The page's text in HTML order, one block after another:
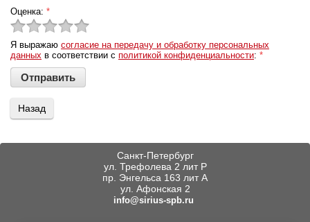
Оценка: *
Я выражаю согласие на передачу и обработку персональных
данных в соответствии с политикой конфиденциальности: *
Назад
Санкт-Петербург
ул. Трефолева 2 лит Р
пр. Энгельса 163 лит А
ул. Афонская 2
info@sirius-spb.ru